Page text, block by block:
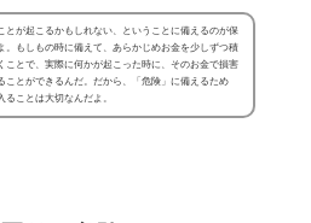
とが起こるかもしれない、ということに備えるのが保
。もしもの時に備えて、あらかじめお金を少しずつ積
ことで、実際に何かが起こった時に、そのお金で損害
ことができるんだ。だから、「危険」に備えるため
ることは大切なんだよ。